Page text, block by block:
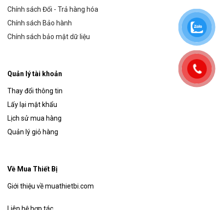
Chính sách Đổi - Trả hàng hóa
Chính sách Bảo hành
Chính sách bảo mật dữ liệu
Quản lý tài khoản
Thay đổi thông tin
Lấy lại mật khẩu
Lịch sử mua hàng
Quản lý giỏ hàng
Về Mua Thiết Bị
Giới thiệu về muathietbi.com